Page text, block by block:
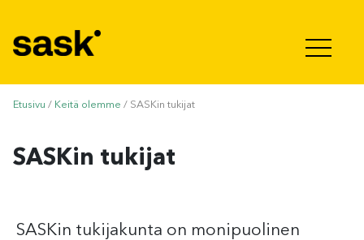
Etusivu / Keitä olemme / SASKin tukijat
SASKin tukijat
SASKin tukijakunta on monipuolinen